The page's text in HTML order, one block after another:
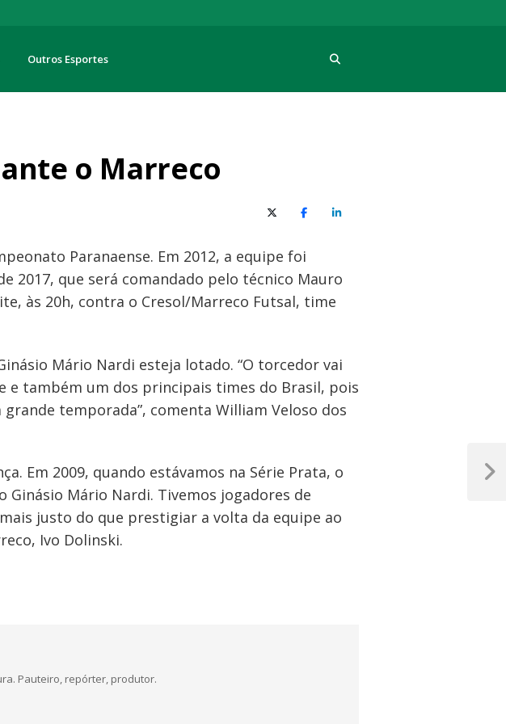
Outros Esportes
o Marreco
X (Twitter)FacebookO LinkedIn
Paranaense. Em 2012, a equipe foi
2017, que será comandado pelo técnico Mauro
às 20h, contra o Cresol/Marreco Futsal, time
Mário Nardi esteja lotado. “O torcedor vai
e também um dos principais times do Brasil, pois
temporada”, comenta William Veloso dos
Em 2009, quando estávamos na Série Prata, o
Mário Nardi. Tivemos jogadores de
justo do que prestigiar a volta da equipe ao
Ivo Dolinski.
Pauteiro, repórter, produtor.